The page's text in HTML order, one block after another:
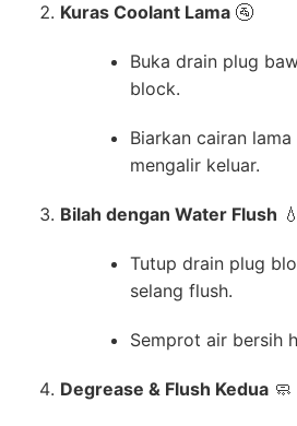
Kuras Coolant Lama 🚰
Buka drain plug
block.
Biarkan cairan
mengalir keluar.
Bilah dengan Water Flush 💧
Tutup drain plug
selang flush.
Semprot air bersih
Degrease & Flush Kedua 🧼